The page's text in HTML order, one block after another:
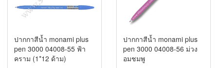
ปากกาสีน้ำ monami plus
pen 3000 04008-55 ฟ้า
คราม (1*12 ด้าม)
ปากกาสีน้ำ monami plus
pen 3000 04008-56 ม่วง
อมชมพู